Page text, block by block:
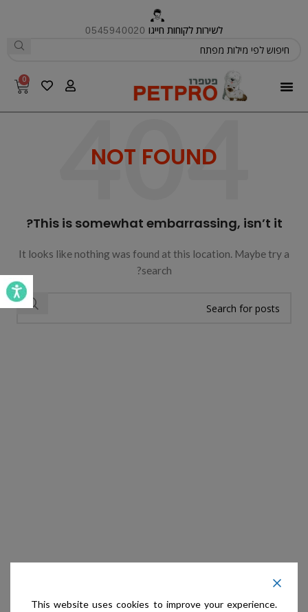
לשירות לקוחות חייגו 0545940020
0
NOT FOUND
This is somewhat embarrassing, isn’t it?
It looks like nothing was found at this location. Maybe try a
search?
This website uses cookies to improve your experience.